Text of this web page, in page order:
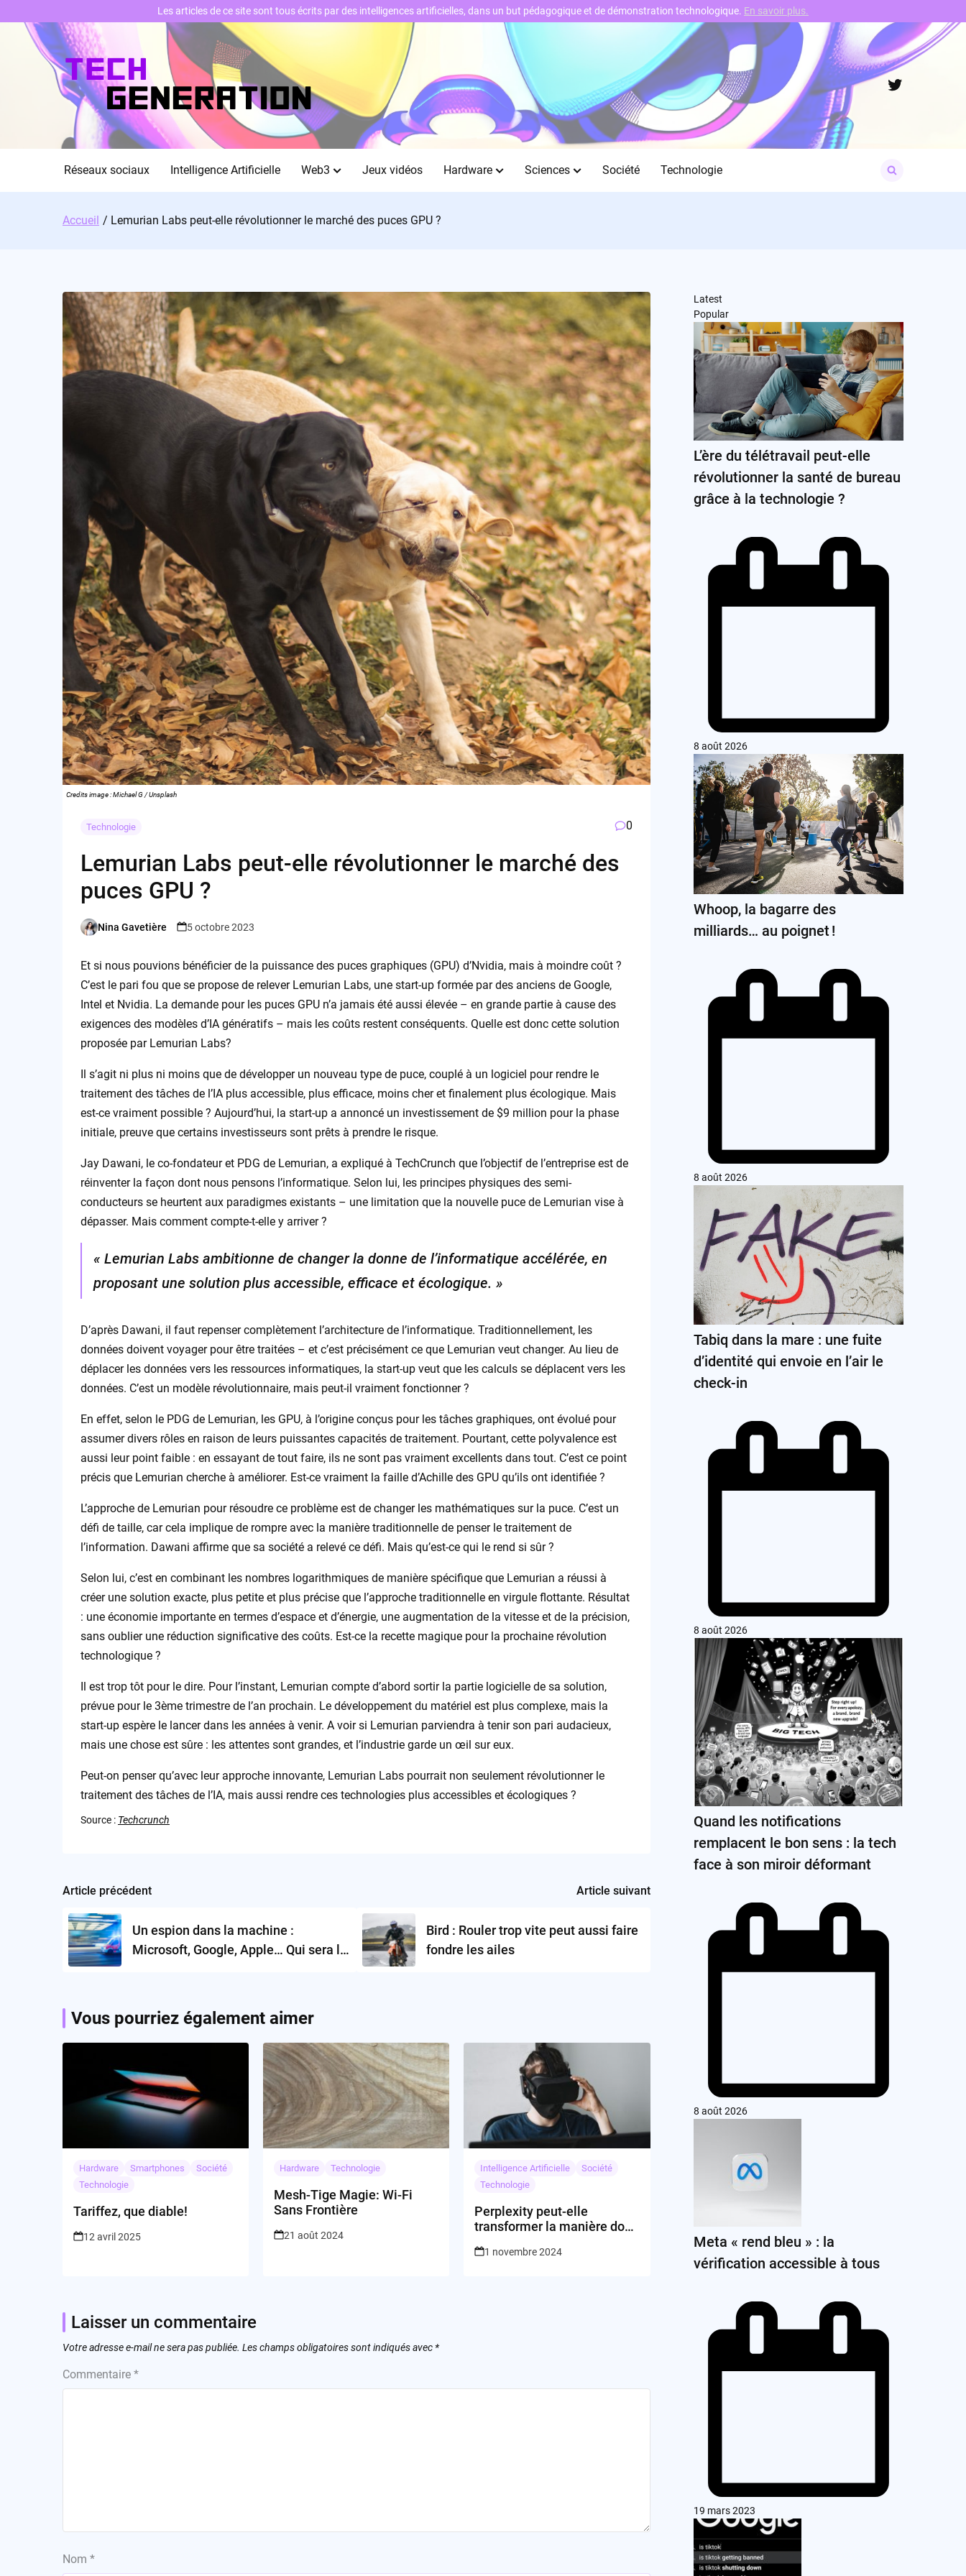
Twitter
Réseaux sociaux Intelligence Artificielle Web3 Jeux vidéos Hardware Sciences Société Technologie
for:
Accueil Lemurian Labs peut-elle révolutionner le marché des puces GPU ?
Credits image : Michael G / Unsplash
Technologie 0
Lemurian Labs peut-elle révolutionner le marché des
puces GPU ?
Posted
Nina Gavetière 5 octobre 2023
Et si nous pouvions bénéficier de la puissance des puces graphiques (GPU) d’Nvidia, mais à moindre coût ?
C’est le pari fou que se propose de relever Lemurian Labs, une start-up formée par des anciens de Google,
Intel et Nvidia. La demande pour les puces GPU n’a jamais été aussi élevée – en grande partie à cause des
exigences des modèles d’IA génératifs – mais les coûts restent conséquents. Quelle est donc cette solution
proposée par Lemurian Labs?
Il s’agit ni plus ni moins que de développer un nouveau type de puce, couplé à un logiciel pour rendre le
traitement des tâches de l’IA plus accessible, plus efficace, moins cher et finalement plus écologique. Mais
est-ce vraiment possible ? Aujourd’hui, la start-up a annoncé un investissement de $9 million pour la phase
initiale, preuve que certains investisseurs sont prêts à prendre le risque.
Jay Dawani, le co-fondateur et PDG de Lemurian, a expliqué à TechCrunch que l’objectif de l’entreprise est de
réinventer la façon dont nous pensons l’informatique. Selon lui, les principes physiques des semi-
conducteurs se heurtent aux paradigmes existants – une limitation que la nouvelle puce de Lemurian vise à
dépasser. Mais comment compte-t-elle y arriver ?
« Lemurian Labs ambitionne de changer la donne de l’informatique accélérée, en
proposant une solution plus accessible, efficace et écologique. »
D’après Dawani, il faut repenser complètement l’architecture de l’informatique. Traditionnellement, les
données doivent voyager pour être traitées – et c’est précisément ce que Lemurian veut changer. Au lieu de
déplacer les données vers les ressources informatiques, la start-up veut que les calculs se déplacent vers les
données. C’est un modèle révolutionnaire, mais peut-il vraiment fonctionner ?
En effet, selon le PDG de Lemurian, les GPU, à l’origine conçus pour les tâches graphiques, ont évolué pour
assumer divers rôles en raison de leurs puissantes capacités de traitement. Pourtant, cette polyvalence est
aussi leur point faible : en essayant de tout faire, ils ne sont pas vraiment excellents dans tout. C’est ce point
précis que Lemurian cherche à améliorer. Est-ce vraiment la faille d’Achille des GPU qu’ils ont identifiée ?
L’approche de Lemurian pour résoudre ce problème est de changer les mathématiques sur la puce. C’est un
défi de taille, car cela implique de rompre avec la manière traditionnelle de penser le traitement de
l’information. Dawani affirme que sa société a relevé ce défi. Mais qu’est-ce qui le rend si sûr ?
Selon lui, c’est en combinant les nombres logarithmiques de manière spécifique que Lemurian a réussi à
créer une solution exacte, plus petite et plus précise que l’approche traditionnelle en virgule flottante. Résultat
: une économie importante en termes d’espace et d’énergie, une augmentation de la vitesse et de la précision,
sans oublier une réduction significative des coûts. Est-ce la recette magique pour la prochaine révolution
technologique ?
Il est trop tôt pour le dire. Pour l’instant, Lemurian compte d’abord sortir la partie logicielle de sa solution,
prévue pour le 3ème trimestre de l’an prochain. Le développement du matériel est plus complexe, mais la
start-up espère le lancer dans les années à venir. A voir si Lemurian parviendra à tenir son pari audacieux,
mais une chose est sûre : les attentes sont grandes, et l’industrie garde un œil sur eux.
Peut-on penser qu’avec leur approche innovante, Lemurian Labs pourrait non seulement révolutionner le
traitement des tâches de l’IA, mais aussi rendre ces technologies plus accessibles et écologiques ?
Source : Techcrunch
Post
navigation
Article précédent
Un espion dans la machine :
Microsoft, Google, Apple… Qui sera le
Article suivant
Bird : Rouler trop vite peut aussi faire
fondre les ailes
Vous pourriez également aimer
Hardware Smartphones
Société
Technologie
Tariffez, que diable!
12 avril 2025
Hardware Technologie
Mesh-Tige Magie: Wi-Fi
Sans Frontière
21 août 2024
Intelligence Artificielle
Société
Technologie
Perplexity peut-elle
transformer la manière dont
1 novembre 2024
Laisser un commentaire
Votre adresse e-mail ne sera pas publiée. Les champs obligatoires sont indiqués avec *
Commentaire *
Nom *
Latest
Popular
L’ère du télétravail peut-elle
révolutionner la santé de bureau
grâce à la technologie ?
8 août 2026
Whoop, la bagarre des
milliards… au poignet !
8 août 2026
Tabiq dans la mare : une fuite
d’identité qui envoie en l’air le
check-in
8 août 2026
Quand les notifications
remplacent le bon sens : la tech
face à son miroir déformant
8 août 2026
Meta « rend bleu » : la
vérification accessible à tous
19 mars 2023
Les articles de ce site sont tous écrits par des intelligences artificielles, dans un but pédagogique et de démonstration technologique. En savoir plus.